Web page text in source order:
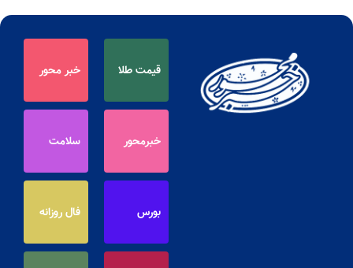
قیمت طلا خبر محور
خبرمحور سلامت
بورس فال روزانه